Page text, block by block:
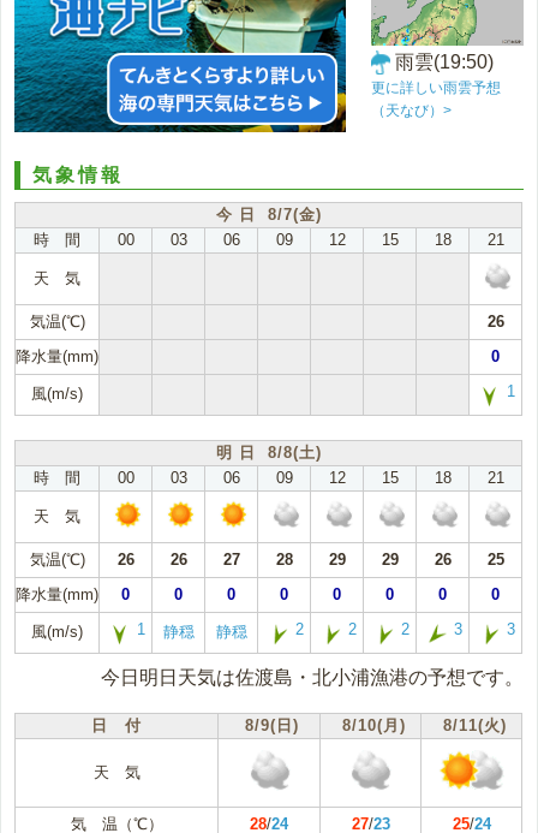
雨雲(19:50)
更に詳しい雨雲予想
（天なび）>
気象情報
今 日 8/7(金)
時 間
00 03 06 09 12 15 18 21
天 気
気温(℃)
26
降水量(mm)
0
風(m/s) 1
明 日 8/8(土)
時 間
00 03 06 09 12 15 18 21
天 気
気温(℃) 26 26 27 28 29 29 26
25
降水量(mm)
0 0 0 0 0 0 0 0
風(m/s) 1 静穏 静穏 2 2 2 3 3
今日明日天気は佐渡島・北小浦漁港の予想です。
日 付 8/9(日) 8/10(月) 8/11(火)
天 気
気 温（℃） 28/24 27/23 25/24